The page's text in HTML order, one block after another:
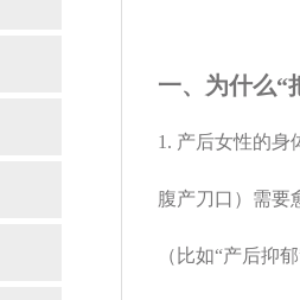
一、为什么“
1. 产后女性的
腹产刀口）需
（比如“产后抑